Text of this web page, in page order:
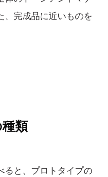
、完成品に近いものを
類
ると、プロトタイプの